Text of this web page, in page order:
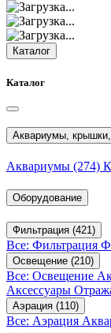
Каталог
Каталог
Аквариумы, крышки,
Аквариумы (274)
Оборудование
Фильтрация (421)
Все: Фильтрация
Освещение (210)
Все: Освещение
Аксессуары
Аэрация (110)
Все: Аэрация